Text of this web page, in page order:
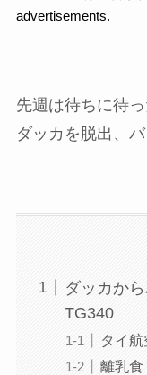
advertisements.
先週は待ちに待
ダッカを脱出、
ダッカか
TG340
タイ
離乳食